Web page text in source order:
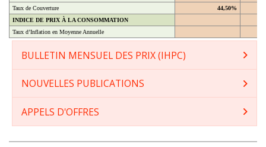
Taux de Couverture
44,50%
INDICE DE PRIX À LA CONSOMMATION
Taux d’Inflation en Moyenne Annuelle
BULLETIN MENSUEL DES PRIX (IHPC)
NOUVELLES PUBLICATIONS
APPELS D'OFFRES